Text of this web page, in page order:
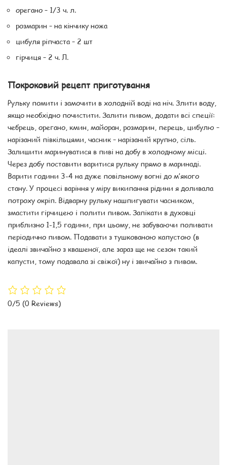
орегано – 1/3 ч. л.
розмарин – на кінчику ножа
цибуля ріпчаста – 2 шт
гірчиця – 2 ч. Л.
Покроковий рецепт приготування
Рульку помити і замочити в холодній воді на ніч. Злити воду,
якщо необхідно почистити. Залити пивом, додати всі спеції:
чебрець, орегано, кмин, майоран, розмарин, перець, цибулю –
нарізаний півкільцями, часник – нарізаний крупно, сіль.
Залишити маринуватися в пиві на добу в холодному місці.
Через добу поставити варитися рульку прямо в маринаді.
Варити години 3-4 на дуже повільному вогні до м’якого
стану. У процесі варіння у міру википання рідини я доливала
потроху окріп. Відварну рульку нашпигувати часником,
змастити гірчицею і полити пивом. Запікати в духовці
приблизно 1-1,5 години, при цьому, не забуваючи поливати
періодично пивом. Подавати з тушкованою капустою (в
ідеалі звичайно з квашеної, але зараз ще не сезон такий
капусти, тому подавала зі свіжої) ну і звичайно з пивом.
0/5 (0 Reviews)